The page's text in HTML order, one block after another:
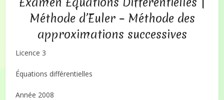
Méthode d’Euler – Méthode des
approximations successives
Licence 3
Équations différentielles
Année 2008